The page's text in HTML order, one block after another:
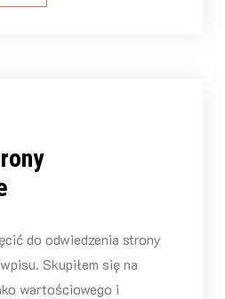
do odwiedzenia strony
Skupiłem się na
wartościowego i